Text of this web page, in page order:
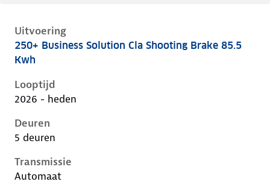
Uitvoering
Mercedes Cla-Klasse iii-x174, cla shooting brake
250+ Business Solution Cla Shooting Brake 85.5
Kwh
Looptijd
2026 - heden
Deuren
5 deuren
Transmissie
Automaat